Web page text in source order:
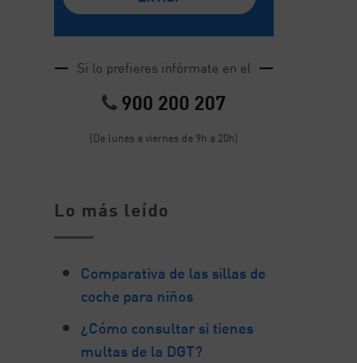
Si lo prefieres infórmate en el
900 200 207
(De lunes a viernes de 9h a 20h)
Lo más leído
Comparativa de las sillas de
coche para niños
¿Cómo consultar si tienes
multas de la DGT?